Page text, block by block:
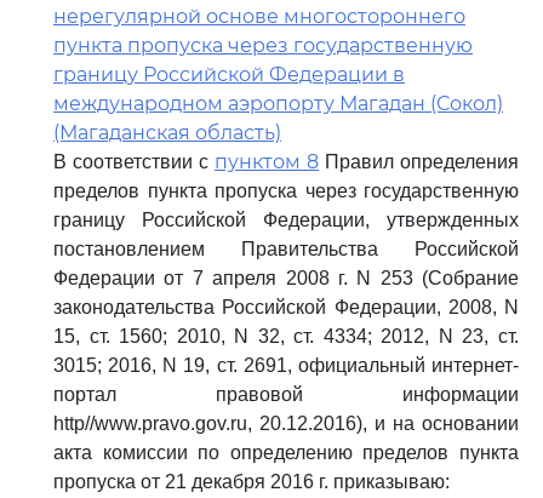
нерегулярной основе многостороннего
пункта пропуска через государственную
границу Российской Федерации в
международном аэропорту Магадан (Сокол)
(Магаданская область)
В соответствии с пунктом 8 Правил определения
пределов пункта пропуска через государственную
границу Российской Федерации, утвержденных
постановлением Правительства Российской
Федерации от 7 апреля 2008 г. N 253 (Собрание
законодательства Российской Федерации, 2008, N
15, ст. 1560; 2010, N 32, ст. 4334; 2012, N 23, ст.
3015; 2016, N 19, ст. 2691, официальный интернет-
портал правовой информации
http//www.pravo.gov.ru, 20.12.2016), и на основании
акта комиссии по определению пределов пункта
пропуска от 21 декабря 2016 г. приказываю: